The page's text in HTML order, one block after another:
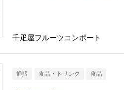
千疋屋フルーツコンポート
通販 食品・ドリンク 食品